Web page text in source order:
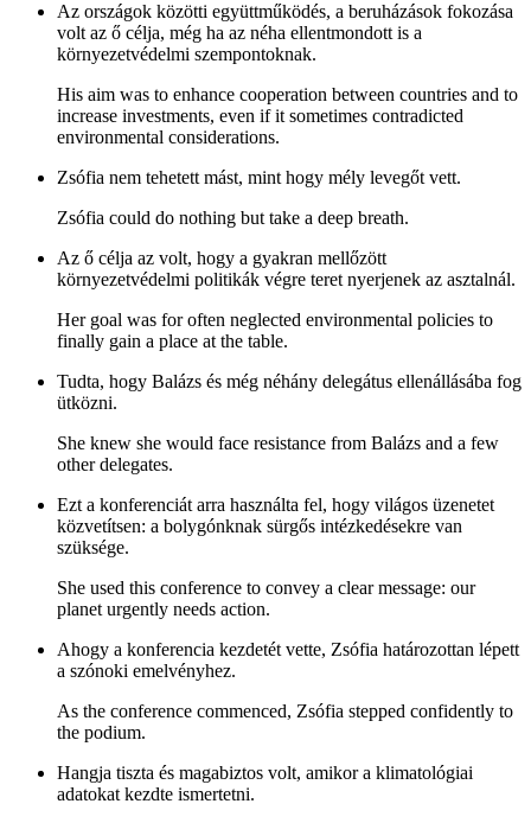
Az országok közötti együttműködés, a beruházások fokozása
volt az ő célja, még ha az néha ellentmondott is a
környezetvédelmi szempontoknak.
His aim was to enhance cooperation between countries and to
increase investments, even if it sometimes contradicted
environmental considerations.
Zsófia nem tehetett mást, mint hogy mély levegőt vett.
Zsófia could do nothing but take a deep breath.
Az ő célja az volt, hogy a gyakran mellőzött
környezetvédelmi politikák végre teret nyerjenek az asztalnál.
Her goal was for often neglected environmental policies to
finally gain a place at the table.
Tudta, hogy Balázs és még néhány delegátus ellenállásába fog
ütközni.
She knew she would face resistance from Balázs and a few
other delegates.
Ezt a konferenciát arra használta fel, hogy világos üzenetet
közvetítsen: a bolygónknak sürgős intézkedésekre van
szüksége.
She used this conference to convey a clear message: our
planet urgently needs action.
Ahogy a konferencia kezdetét vette, Zsófia határozottan lépett
a szónoki emelvényhez.
As the conference commenced, Zsófia stepped confidently to
the podium.
Hangja tiszta és magabiztos volt, amikor a klimatológiai
adatokat kezdte ismertetni.